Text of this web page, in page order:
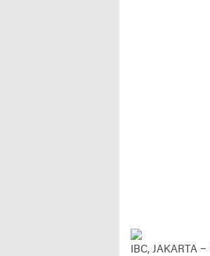
IBC, JAKARTA –